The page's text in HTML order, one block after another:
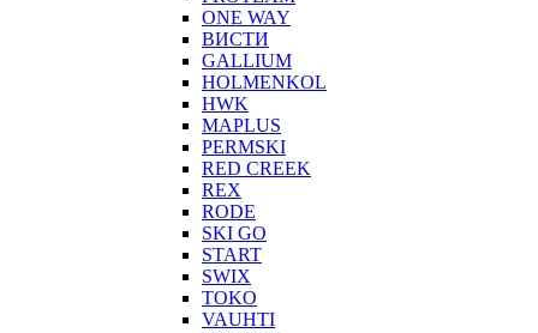
ONE WAY
ВИСТИ
GALLIUM
HOLMENKOL
HWK
MAPLUS
PERMSKI
RED CREEK
REX
RODE
SKI GO
START
SWIX
TOKO
VAUHTI